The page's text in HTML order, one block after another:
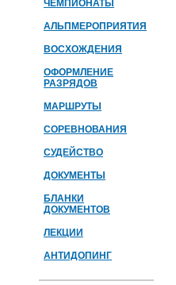
ЧЕМПИОНАТЫ
АЛЬПМЕРОПРИЯТИЯ
ВОСХОЖДЕНИЯ
ОФОРМЛЕНИЕ
РАЗРЯДОВ
МАРШРУТЫ
СОРЕВНОВАНИЯ
СУДЕЙСТВО
ДОКУМЕНТЫ
БЛАНКИ
ДОКУМЕНТОВ
ЛЕКЦИИ
АНТИДОПИНГ